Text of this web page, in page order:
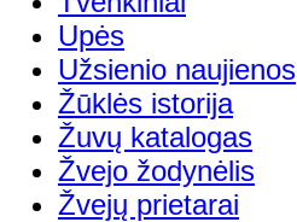
Upės
Užsienio naujienos
Žūklės istorija
Žuvų katalogas
Žvejo žodynėlis
Žvejų prietarai